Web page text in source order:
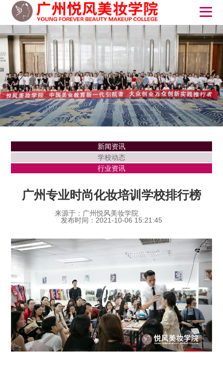
新闻资讯
学校动态
行业资讯
广州专业时尚化妆培训学校排行榜
来源于：广州悦风美妆学院
发布时间：2021-10-06 15:21:45